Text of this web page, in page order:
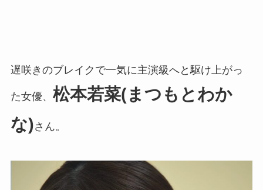
遅咲きのブレイクで一気に主演級へと駆け上がっ
た女優、 松本若菜(まつもとわか
な)さん。